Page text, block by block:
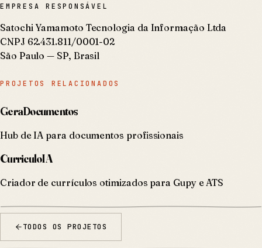
EMPRESA RESPONSÁVEL
Satochi Yamamoto Tecnologia da Informação Ltda
CNPJ 62.431.811/0001-02
São Paulo — SP, Brasil
PROJETOS RELACIONADOS
GeraDocumentos
Hub de IA para documentos profissionais
CurriculoIA
Criador de currículos otimizados para Gupy e ATS
TODOS OS PROJETOS